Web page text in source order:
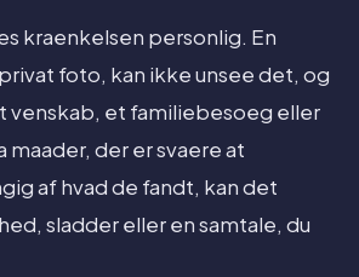
kraenkelsen personlig. En
foto, kan ikke unsee det, og
venskab, et familiebesoeg eller
maader, der er svaere at
af hvad de fandt, kan det
sladder eller en samtale, du